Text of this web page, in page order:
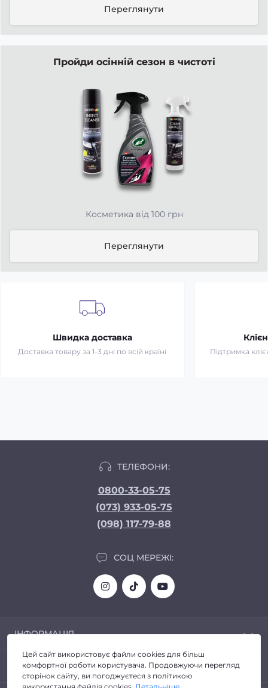
Переглянути
Пройди осінній сезон в чистоті
Косметика від 100 грн
Переглянути
Швидка доставка
Доставка товару за 1-3 дні по всій країні Підтримка
ТЕЛЕФОНИ:
0800-33-05-75
(073) 933-05-75
(098) 117-79-88
СОЦ МЕРЕЖІ:
ІНФОРМАЦІЯ
Доставка та Оплата
Про магазин
ПОПУЛЯРНЕ
Цей сайт використовує файли cookies для більш
комфортної роботи користувача. Продовжуючи перегляд
сторінок сайту, ви погоджуєтеся з політикою